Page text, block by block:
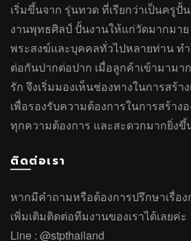
เริ่มขึ้นจาก รุ่นทวด ที่เรียกว่าเป็นครู
งานพุทธศิลป์ ปั้นงานให้แก่วัดมากมาย
พระสงฆ์และบุคคลทั่วไปหลายท่าน ท
ต่อกันปากต่อปาก เมื่อลูกค้าเข้ามามา
รัก จึงเริ่มมองเห็นช่องทางในการสร้า
เพื่อรองรับความต้องการในการสร้า
ทุกความต้องการ และสะดวกมากยิ่งขึ้
ติดต่อเรา
หากมีคำถามหรือต้องการปรึกษาเรื่อ
เพิ่มเติมติดต่อทีมงานของเราได้เลยค่ะ
Line : @stpthailand